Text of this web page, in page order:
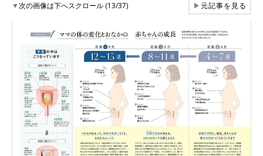
▼次の画像は下へスクロール (13/37) ▶元記事を見る